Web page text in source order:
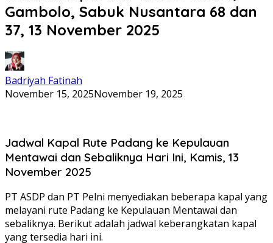
Gambolo, Sabuk Nusantara 68 dan
37, 13 November 2025
Badriyah Fatinah
November 15, 2025November 19, 2025
Jadwal Kapal Rute Padang ke Kepulauan
Mentawai dan Sebaliknya Hari Ini, Kamis, 13
November 2025
PT ASDP dan PT Pelni menyediakan beberapa kapal yang
melayani rute Padang ke Kepulauan Mentawai dan
sebaliknya. Berikut adalah jadwal keberangkatan kapal
yang tersedia hari ini.